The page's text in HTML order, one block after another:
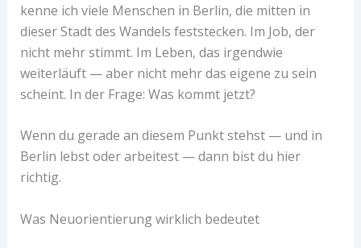
kenne ich viele Menschen in Berlin, die mitten in
dieser Stadt des Wandels feststecken. Im Job, der
nicht mehr stimmt. Im Leben, das irgendwie
weiterläuft — aber nicht mehr das eigene zu sein
scheint. In der Frage: Was kommt jetzt?
Wenn du gerade an diesem Punkt stehst — und in
Berlin lebst oder arbeitest — dann bist du hier
richtig.
Was Neuorientierung wirklich bedeutet